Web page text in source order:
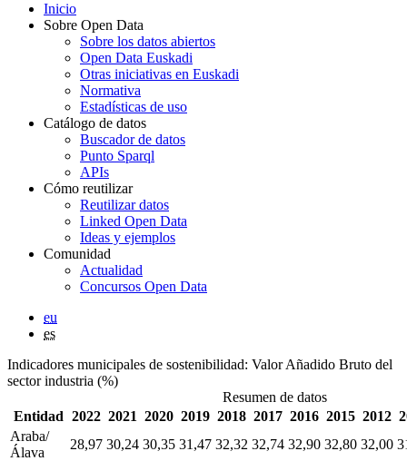
Inicio
Sobre Open Data
Sobre los datos abiertos
Open Data Euskadi
Otras iniciativas en Euskadi
Normativa
Estadísticas de uso
Catálogo de datos
Buscador de datos
Punto Sparql
APIs
Cómo reutilizar
Reutilizar datos
Linked Open Data
Ideas y ejemplos
Comunidad
Actualidad
Concursos Open Data
eu
es
Indicadores municipales de sostenibilidad: Valor Añadido Bruto del
sector industria (%)
Resumen de datos
Entidad 2022 2021 2020 2019 2018 2017 2016 2015 2012
Araba/
Álava
28,97 30,24 30,35 31,47 32,32 32,74 32,90 32,80 32,00